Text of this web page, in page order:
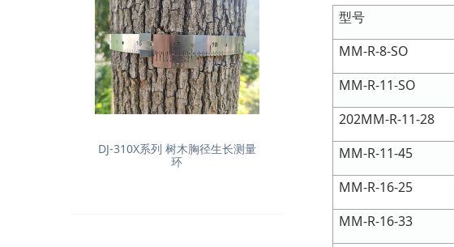
型号
MM-R-8-SO
MM-R-11-SO
202MM-R-11-28
MM-R-11-45
MM-R-16-25
MM-R-16-33
DJ-310X系列 树木胸径生长测量
环